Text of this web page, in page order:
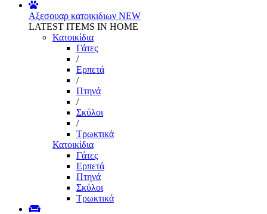
Αξεσουαρ κατοικιδιων NEW
LATEST ITEMS IN HOME
Κατοικίδια
Γάτες
/
Ερπετά
/
Πτηνά
/
Σκύλοι
/
Τρωκτικά
Κατοικίδια
Γάτες
Ερπετά
Πτηνά
Σκύλοι
Τρωκτικά